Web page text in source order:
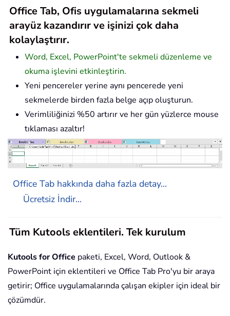
Office Tab, Ofis uygulamalarına sekmeli
arayüz kazandırır ve işinizi çok daha
kolaylaştırır.
Word, Excel, PowerPoint'te sekmeli düzenleme ve
okuma işlevini etkinleştirin.
Yeni pencereler yerine aynı pencerede yeni
sekmelerde birden fazla belge açıp oluşturun.
Verimliliğinizi %50 artırır ve her gün yüzlerce mouse
tıklaması azaltır!
Office Tab hakkında daha fazla detay...
Ücretsiz İndir...
Tüm Kutools eklentileri. Tek kurulum
Kutools for Office paketi, Excel, Word, Outlook &
PowerPoint için eklentileri ve Office Tab Pro'yu bir araya
getirir; Office uygulamalarında çalışan ekipler için ideal bir
çözümdür.